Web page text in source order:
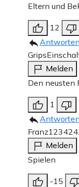
Eltern und
12
Antworten
Melden
Den neusten
1
Antworten
Franz1234
Melden
Spielen
-15